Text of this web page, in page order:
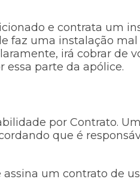
e contrata um
faz uma instalação
irá cobrar de
essa parte da apólice.
por Contrato.
que é
um contrato de